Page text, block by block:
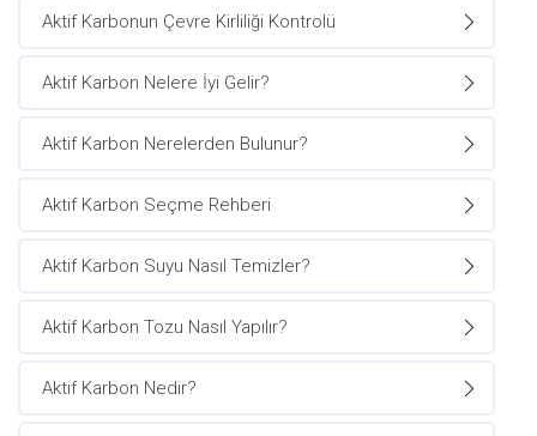
Aktif Karbonun Çevre Kirliliği Kontrolü
Aktif Karbon Nelere İyi Gelir?
Aktif Karbon Nerelerden Bulunur?
Aktif Karbon Seçme Rehberi
Aktif Karbon Suyu Nasıl Temizler?
Aktif Karbon Tozu Nasıl Yapılır?
Aktif Karbon Nedir?